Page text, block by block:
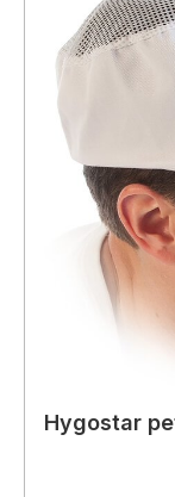
Hygostar